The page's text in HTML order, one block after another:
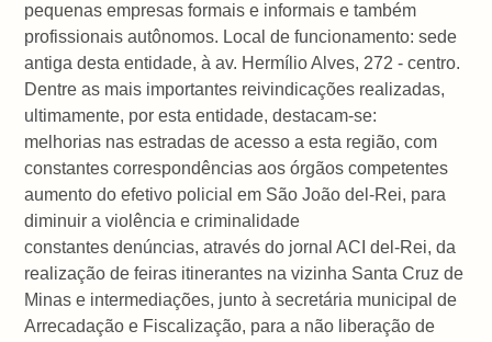
pequenas empresas formais e informais e também
profissionais autônomos. Local de funcionamento: sede
antiga desta entidade, à av. Hermílio Alves, 272 - centro.
Dentre as mais importantes reivindicações realizadas,
ultimamente, por esta entidade, destacam-se:
melhorias nas estradas de acesso a esta região, com
constantes correspondências aos órgãos competentes
aumento do efetivo policial em São João del-Rei, para
diminuir a violência e criminalidade
constantes denúncias, através do jornal ACI del-Rei, da
realização de feiras itinerantes na vizinha Santa Cruz de
Minas e intermediações, junto à secretária municipal de
Arrecadação e Fiscalização, para a não liberação de